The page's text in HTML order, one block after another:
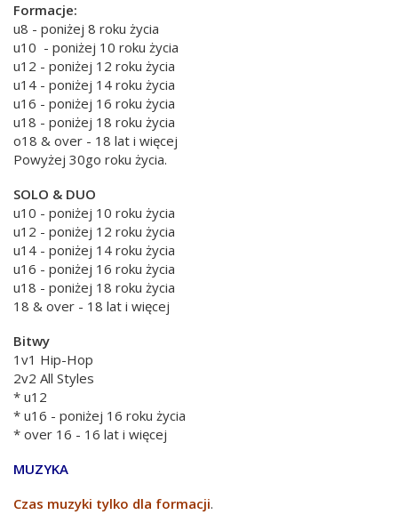
Formacje:
u8 - poniżej 8 roku życia
u10 - poniżej 10 roku życia
u12 - poniżej 12 roku życia
u14 - poniżej 14 roku życia
u16 - poniżej 16 roku życia
u18 - poniżej 18 roku życia
o18 & over - 18 lat i więcej
Powyżej 30go roku życia.
SOLO & DUO
u10 - poniżej 10 roku życia
u12 - poniżej 12 roku życia
u14 - poniżej 14 roku życia
u16 - poniżej 16 roku życia
u18 - poniżej 18 roku życia
18 & over - 18 lat i więcej
Bitwy
1v1 Hip-Hop
2v2 All Styles
* u12
* u16 - poniżej 16 roku życia
* over 16 - 16 lat i więcej
MUZYKA
Czas muzyki tylko dla formacji.